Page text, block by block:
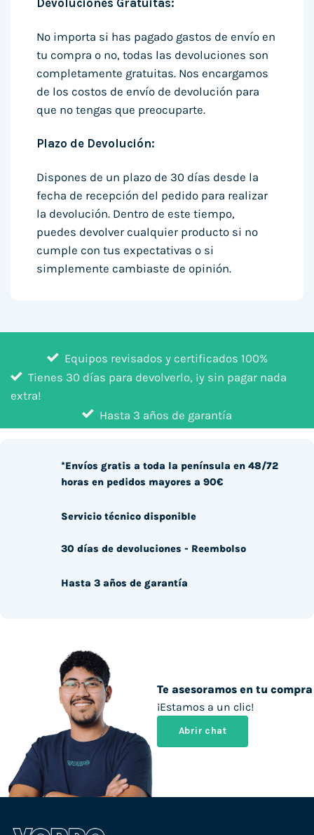
Devoluciones Gratuitas:
No importa si has pagado gastos de envío en
tu compra o no, todas las devoluciones son
completamente gratuitas. Nos encargamos
de los costos de envío de devolución para
que no tengas que preocuparte.
Plazo de Devolución:
Dispones de un plazo de 30 días desde la
fecha de recepción del pedido para realizar
la devolución. Dentro de este tiempo,
puedes devolver cualquier producto si no
cumple con tus expectativas o si
simplemente cambiaste de opinión.
Equipos revisados y certificados 100%
Tienes 30 días para devolverlo, ¡y sin pagar nada
extra!
Hasta 3 años de garantía
Te asesoramos en tu compra
¡Estamos a un clic!
Abrir chat
*Envíos gratis a toda la península en 48/72
horas en pedidos mayores a 90€
Servicio técnico disponible
30 días de devoluciones - Reembolso
Hasta 3 años de garantía